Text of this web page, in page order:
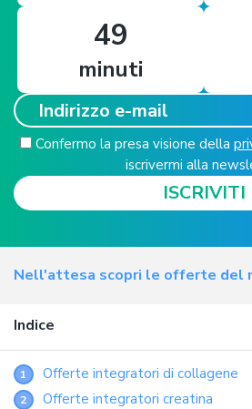
49
minuti
Confermo la presa visione della
iscrivermi alla
ISCRIVITI
Nell'attesa scopri le offerte del
Indice
1 Offerte integratori di collagene
2 Offerte integratori creatina